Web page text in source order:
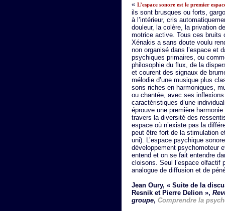
« L’espace sonore est le premier
ils sont brusques ou forts,
à l’intérieur, cris
douleur, la colère, la privation
motrice active. Tous ces bruits
Xénakis a sans doute voulu
non organisé dans l’espace et
psychiques primaires, ou
philosophie du flux, de la
et courent des signaux de
mélodie d’une musique plus
sons riches en harmoniques,
ou chantée, avec ses
caractéristiques d’une
éprouve une première
travers la diversité des
espace où n’existe pas la
peut être fort de la stimulation
uni). L’espace psychique
développement psychomoteur
entend et on se fait entendre
cloisons. Seul l’espace olfactif
analogue de diffusion et de
Jean Oury, « Suite de la
Resnik et Pierre Delion »,
groupe, Comprendre la